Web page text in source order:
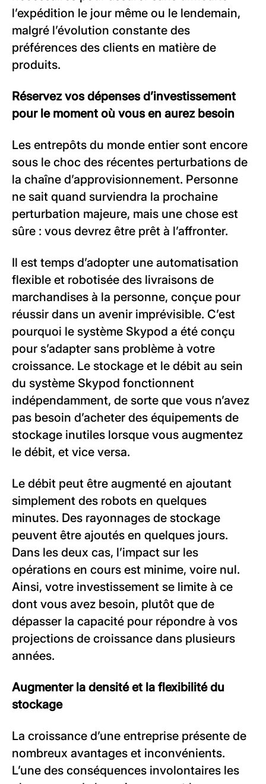
l’expédition le jour même ou le lendemain,
malgré l’évolution constante des
préférences des clients en matière de
produits.
Réservez vos dépenses d’investissement
pour le moment où vous en aurez besoin
Les entrepôts du monde entier sont encore
sous le choc des récentes perturbations de
la chaîne d’approvisionnement. Personne
ne sait quand surviendra la prochaine
perturbation majeure, mais une chose est
sûre : vous devrez être prêt à l’affronter.
Il est temps d’adopter une automatisation
flexible et robotisée des livraisons de
marchandises à la personne, conçue pour
réussir dans un avenir imprévisible. C’est
pourquoi le système Skypod a été conçu
pour s’adapter sans problème à votre
croissance. Le stockage et le débit au sein
du système Skypod fonctionnent
indépendamment, de sorte que vous n’avez
pas besoin d’acheter des équipements de
stockage inutiles lorsque vous augmentez
le débit, et vice versa.
Le débit peut être augmenté en ajoutant
simplement des robots en quelques
minutes. Des rayonnages de stockage
peuvent être ajoutés en quelques jours.
Dans les deux cas, l’impact sur les
opérations en cours est minime, voire nul.
Ainsi, votre investissement se limite à ce
dont vous avez besoin, plutôt que de
dépasser la capacité pour répondre à vos
projections de croissance dans plusieurs
années.
Augmenter la densité et la flexibilité du
stockage
La croissance d’une entreprise présente de
nombreux avantages et inconvénients.
L’une des conséquences involontaires les